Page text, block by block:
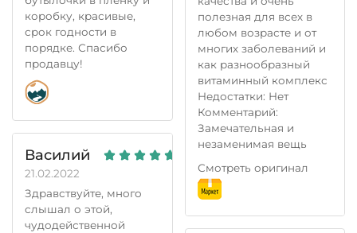
коробку, красивые,
срок годности в
порядке. Спасибо
продавцу!
Василий
21.02.2022
Здравствуйте, много
слышал о этой,
чудодейственной
полезная для всех в
любом возрасте и от
многих заболеваний и
как разнообразный
витаминный комплекс
Недостатки: Нет
Комментарий:
Замечательная и
незаменимая вещь
Смотреть оригинал